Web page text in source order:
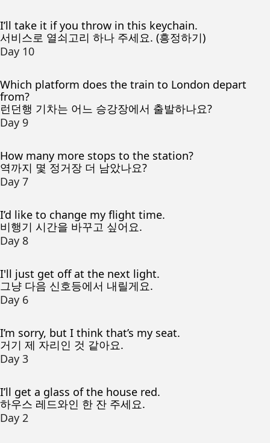
I’ll take it if you throw in this keychain.
서비스로 열쇠고리 하나 주세요. (흥정하기)
Day 10
Which platform does the train to London depart
from?
런던행 기차는 어느 승강장에서 출발하나요?
Day 9
How many more stops to the station?
역까지 몇 정거장 더 남았나요?
Day 7
I’d like to change my flight time.
비행기 시간을 바꾸고 싶어요.
Day 8
I'll just get off at the next light.
그냥 다음 신호등에서 내릴게요.
Day 6
I’m sorry, but I think that’s my seat.
거기 제 자리인 것 같아요.
Day 3
I’ll get a glass of the house red.
하우스 레드와인 한 잔 주세요.
Day 2